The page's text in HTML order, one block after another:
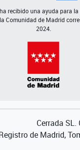
recibido una ayuda para
Comunidad de Madrid
2024.
Cerrada SL.
de Madrid,